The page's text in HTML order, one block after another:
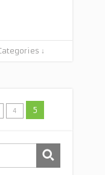
↓
4 5